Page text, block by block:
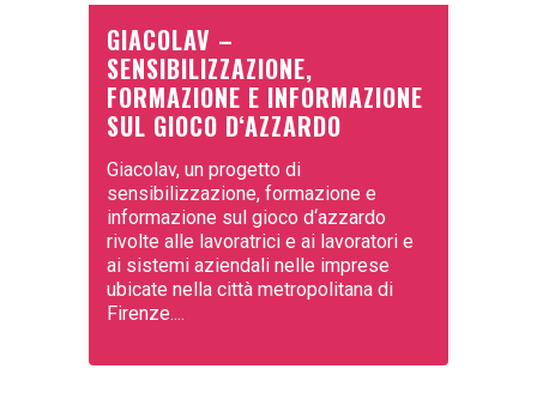
GIACOLAV –
SENSIBILIZZAZIONE,
FORMAZIONE E INFORMAZIONE
SUL GIOCO D‘AZZARDO
Giacolav, un progetto di
sensibilizzazione, formazione e
informazione sul gioco d‘azzardo
rivolte alle lavoratrici e ai lavoratori e
ai sistemi aziendali nelle imprese
ubicate nella città metropolitana di
Firenze....